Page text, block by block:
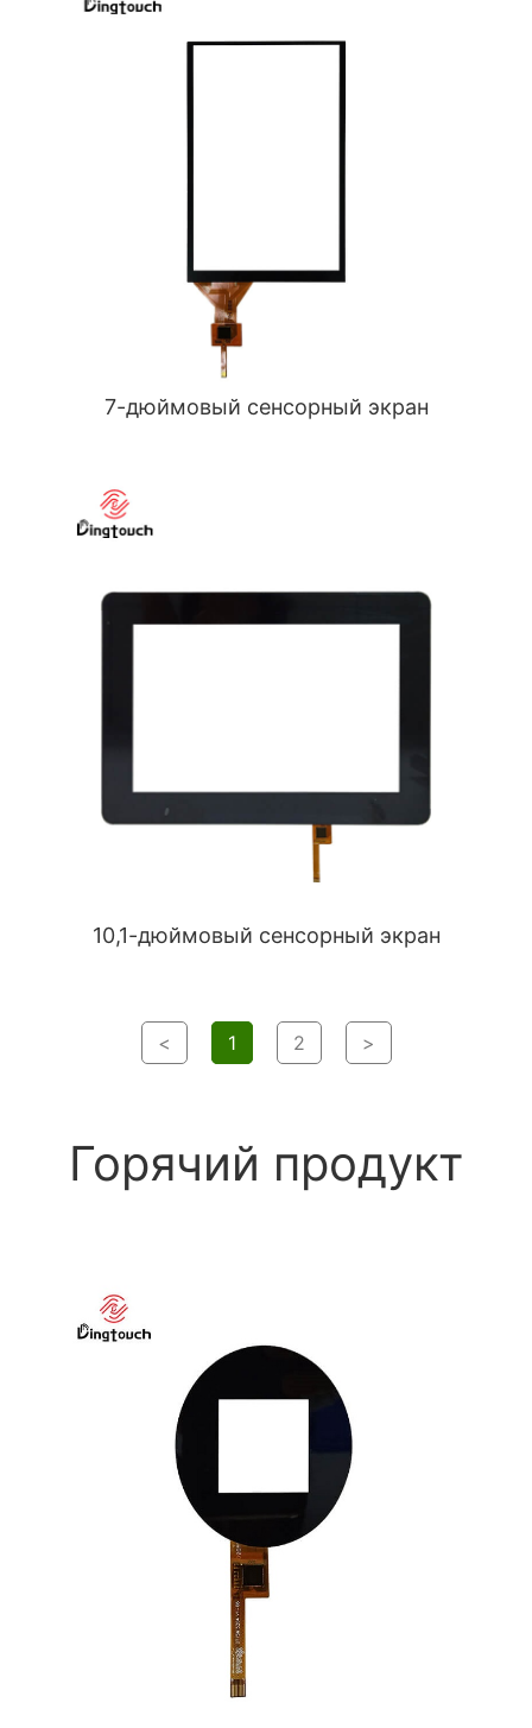
7-дюймовый сенсорный экран
10,1-дюймовый сенсорный экран
< 1 2 >
Горячий продукт